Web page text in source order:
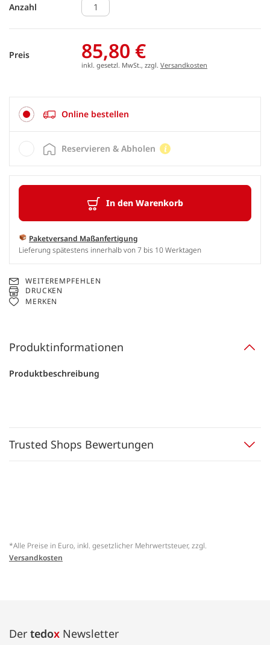
Anzahl
Preis 85,80 €
inkl. gesetzl. MwSt., zzgl. Versandkosten
Online bestellen
In den Warenkorb
Paketversand Maßanfertigung
Lieferung spätestens innerhalb von 7 bis 10 Werktagen
Reservieren & Abholen
WEITEREMPFEHLEN
DRUCKEN
MERKEN
Produktinformationen
Produktbeschreibung
Trusted Shops Bewertungen
*Alle Preise in Euro, inkl. gesetzlicher Mehrwertsteuer, zzgl.
Versandkosten
Der tedox Newsletter